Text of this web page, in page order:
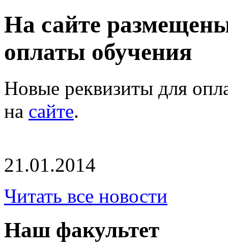
На сайте
оплаты обучения
Новые реквизиты для
на сайте.
21.01.2014
Читать все новости
Наш факультет